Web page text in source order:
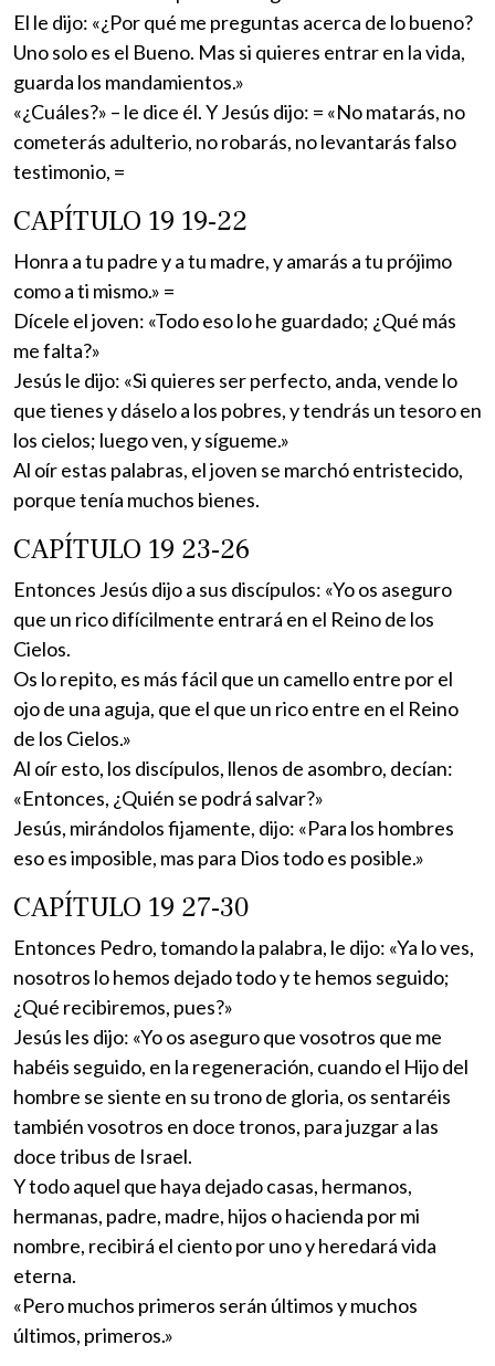
El le dijo: «¿Por qué me preguntas acerca de lo bueno?
Uno solo es el Bueno. Mas si quieres entrar en la vida,
guarda los mandamientos.»
«¿Cuáles?» – le dice él. Y Jesús dijo: = «No matarás, no
cometerás adulterio, no robarás, no levantarás falso
testimonio, =
CAPÍTULO 19 19-22
Honra a tu padre y a tu madre, y amarás a tu prójimo
como a ti mismo.» =
Dícele el joven: «Todo eso lo he guardado; ¿Qué más
me falta?»
Jesús le dijo: «Si quieres ser perfecto, anda, vende lo
que tienes y dáselo a los pobres, y tendrás un tesoro en
los cielos; luego ven, y sígueme.»
Al oír estas palabras, el joven se marchó entristecido,
porque tenía muchos bienes.
CAPÍTULO 19 23-26
Entonces Jesús dijo a sus discípulos: «Yo os aseguro
que un rico difícilmente entrará en el Reino de los
Cielos.
Os lo repito, es más fácil que un camello entre por el
ojo de una aguja, que el que un rico entre en el Reino
de los Cielos.»
Al oír esto, los discípulos, llenos de asombro, decían:
«Entonces, ¿Quién se podrá salvar?»
Jesús, mirándolos fijamente, dijo: «Para los hombres
eso es imposible, mas para Dios todo es posible.»
CAPÍTULO 19 27-30
Entonces Pedro, tomando la palabra, le dijo: «Ya lo ves,
nosotros lo hemos dejado todo y te hemos seguido;
¿Qué recibiremos, pues?»
Jesús les dijo: «Yo os aseguro que vosotros que me
habéis seguido, en la regeneración, cuando el Hijo del
hombre se siente en su trono de gloria, os sentaréis
también vosotros en doce tronos, para juzgar a las
doce tribus de Israel.
Y todo aquel que haya dejado casas, hermanos,
hermanas, padre, madre, hijos o hacienda por mi
nombre, recibirá el ciento por uno y heredará vida
eterna.
«Pero muchos primeros serán últimos y muchos
últimos, primeros.»